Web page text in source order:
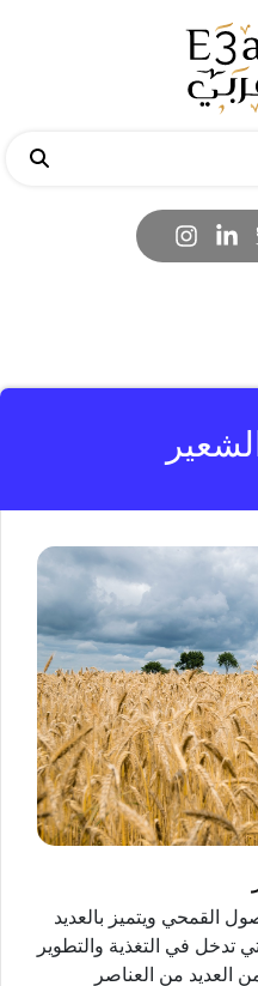
القمحي ويتميز بالعديد
تدخل في التغذية والتطوير
العديد من العناصر